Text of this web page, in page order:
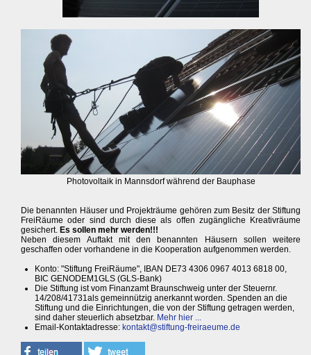
Photovoltaik in Mannsdorf während der Bauphase
Die benannten Häuser und Projekträume gehören zum Besitz der Stiftung
FreiRäume oder sind durch diese als offen zugängliche Kreativräume
gesichert. Es sollen mehr werden!!!
Neben diesem Auftakt mit den benannten Häusern sollen weitere
geschaffen oder vorhandene in die Kooperation aufgenommen werden.
Konto: "Stiftung FreiRäume", IBAN DE73 4306 0967 4013 6818 00,
BIC GENODEM1GLS (GLS-Bank)
Die Stiftung ist vom Finanzamt Braunschweig unter der Steuernr.
14/208/41731als gemeinnützig anerkannt worden. Spenden an die
Stiftung und die Einrichtungen, die von der Stiftung getragen werden,
sind daher steuerlich absetzbar. Mehr hier ...
Email-Kontaktadresse: kontakt@stiftung-freiraeume.de